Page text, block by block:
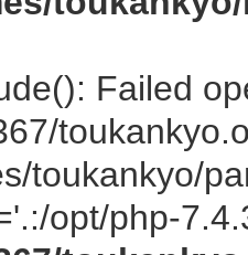
Failed
toukankyo/
opt/php-